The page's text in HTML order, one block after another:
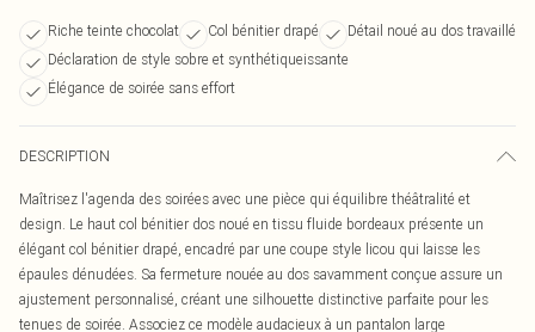
Riche teinte chocolat Col bénitier drapé
Détail noué au dos travaillé
Déclaration de style sobre et synthétiqueissante
Élégance de soirée sans effort
DESCRIPTION
Maîtrisez l'agenda des soirées avec une pièce qui équilibre théâtralité et
design. Le haut col bénitier dos noué en tissu fluide bordeaux présente un
élégant col bénitier drapé, encadré par une coupe style licou qui laisse les
épaules dénudées. Sa fermeture nouée au dos savamment conçue assure un
ajustement personnalisé, créant une silhouette distinctive parfaite pour les
tenues de soirée. Associez ce modèle audacieux à un pantalon large